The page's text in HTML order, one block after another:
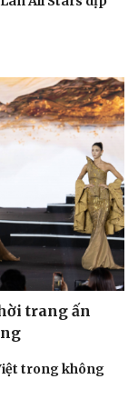
vua
đồng hành
chung kết League
màn eSports
All Stars dịp